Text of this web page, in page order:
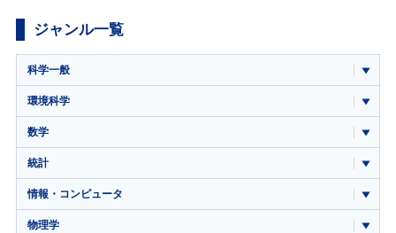
ジャンル一覧
科学一般
環境科学
数学
統計
情報・コンピュータ
物理学